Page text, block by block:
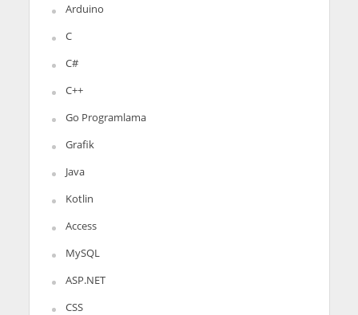
Arduino
C
C#
C++
Go Programlama
Grafik
Java
Kotlin
Access
MySQL
ASP.NET
CSS